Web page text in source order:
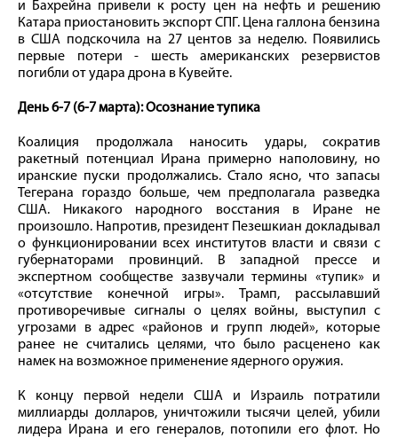
и Бахрейна привели к росту цен на нефть и решению
Катара приостановить экспорт СПГ. Цена галлона бензина
в США подскочила на 27 центов за неделю. Появились
первые потери - шесть американских резервистов
погибли от удара дрона в Кувейте.
День 6-7 (6-7 марта): Осознание тупика
Коалиция продолжала наносить удары, сократив
ракетный потенциал Ирана примерно наполовину, но
иранские пуски продолжались. Стало ясно, что запасы
Тегерана гораздо больше, чем предполагала разведка
США. Никакого народного восстания в Иране не
произошло. Напротив, президент Пезешкиан докладывал
о функционировании всех институтов власти и связи с
губернаторами провинций. В западной прессе и
экспертном сообществе зазвучали термины «тупик» и
«отсутствие конечной игры». Трамп, рассылавший
противоречивые сигналы о целях войны, выступил с
угрозами в адрес «районов и групп людей», которые
ранее не считались целями, что было расценено как
намек на возможное применение ядерного оружия.
К концу первой недели США и Израиль потратили
миллиарды долларов, уничтожили тысячи целей, убили
лидера Ирана и его генералов, потопили его флот. Но